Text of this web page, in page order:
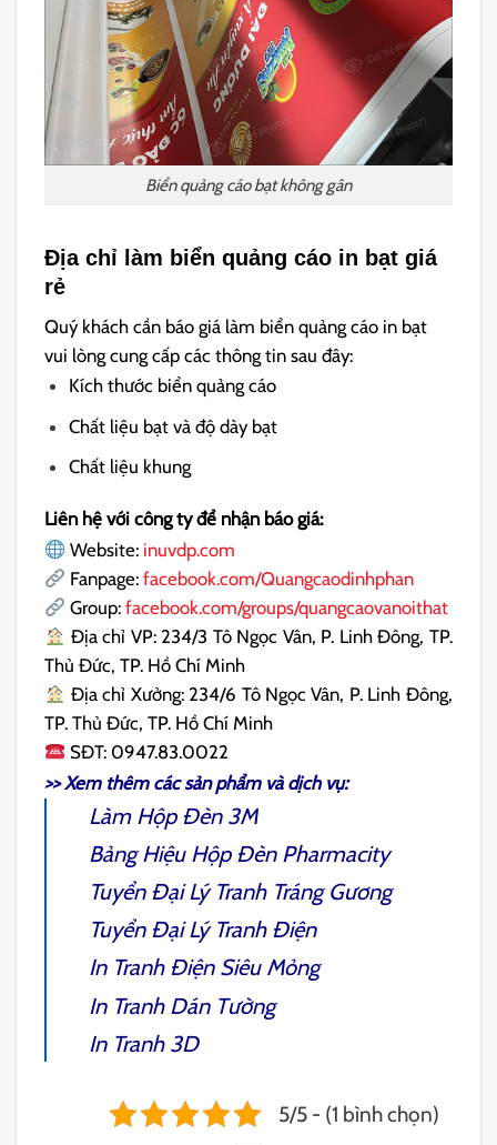
Biển quảng cáo bạt không gân
Địa chỉ làm biển quảng cáo in bạt giá
rẻ
Quý khách cần báo giá làm biển quảng cáo in bạt
vui lòng cung cấp các thông tin sau đây:
Kích thước biển quảng cáo
Chất liệu bạt và độ dày bạt
Chất liệu khung
Liên hệ với công ty để nhận báo giá:
Website: inuvdp.com
Fanpage: facebook.com/Quangcaodinhphan
Group:facebook.com/groups/quangcaovanoithat
Địa chỉ VP: 234/3 Tô Ngọc Vân, P. Linh Đông, TP.
Thủ Đức, TP. Hồ Chí Minh
Địa chỉ Xưởng: 234/6 Tô Ngọc Vân, P. Linh Đông,
TP. Thủ Đức, TP. Hồ Chí Minh
SĐT: 0947.83.0022
>> Xem thêm các sản phẩm và dịch vụ:
Làm Hộp Đèn 3M
Bảng Hiệu Hộp Đèn Pharmacity
Tuyển Đại Lý Tranh Tráng Gương
Tuyển Đại Lý Tranh Điện
In Tranh ĐiệnSiêu Mỏng
In Tranh Dán Tường
In Tranh 3D
5/5 - (1 bình chọn)